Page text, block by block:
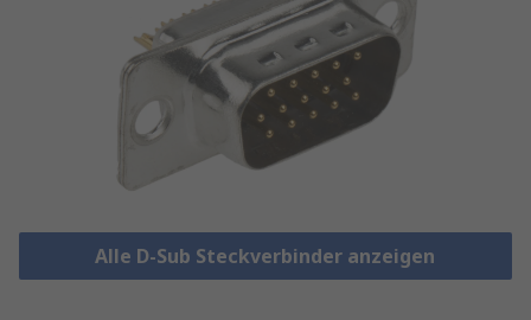
Alle D-Sub Steckverbinder anzeigen